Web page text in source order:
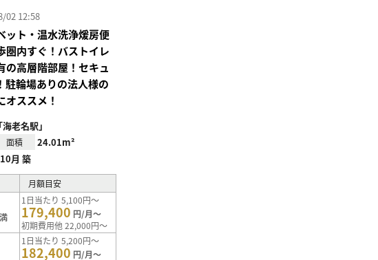
02 12:58
ット・温水洗浄煖房便
圏内すぐ！バストイレ
の高層階部屋！セキュ
駐輪場ありの法人様の
オススメ！
老名駅」
面積 24.01m²
月 築
月額目安
1日当たり 5,100円～
179,400 円/月～
初期費用他 22,000円～
1日当たり 5,200円～
182,400 円/月～